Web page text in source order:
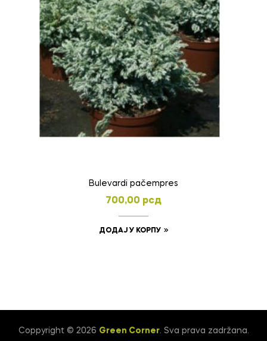
Bulevardi pačempres
700,00 рсд
ДОДАЈ У КОРПУ
Coppyright © 2026 Green Corner. Sva prava zadržana.